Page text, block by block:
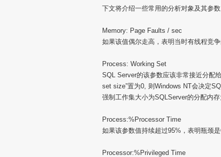
下文将介绍一些常用的分析对象及其参数
Memory: Page Faults / sec
如果该值偶尔走高，表明当时有线程竞
Process: Working Set
SQL Server的该参数应该非常接近分配
set size”置为0, 则Windows NT会决定
强制工作集大小为SQLServer的分配内
Process:%Processor Time
如果该参数值持续超过95%，表明瓶颈
Processor:%Privileged Time